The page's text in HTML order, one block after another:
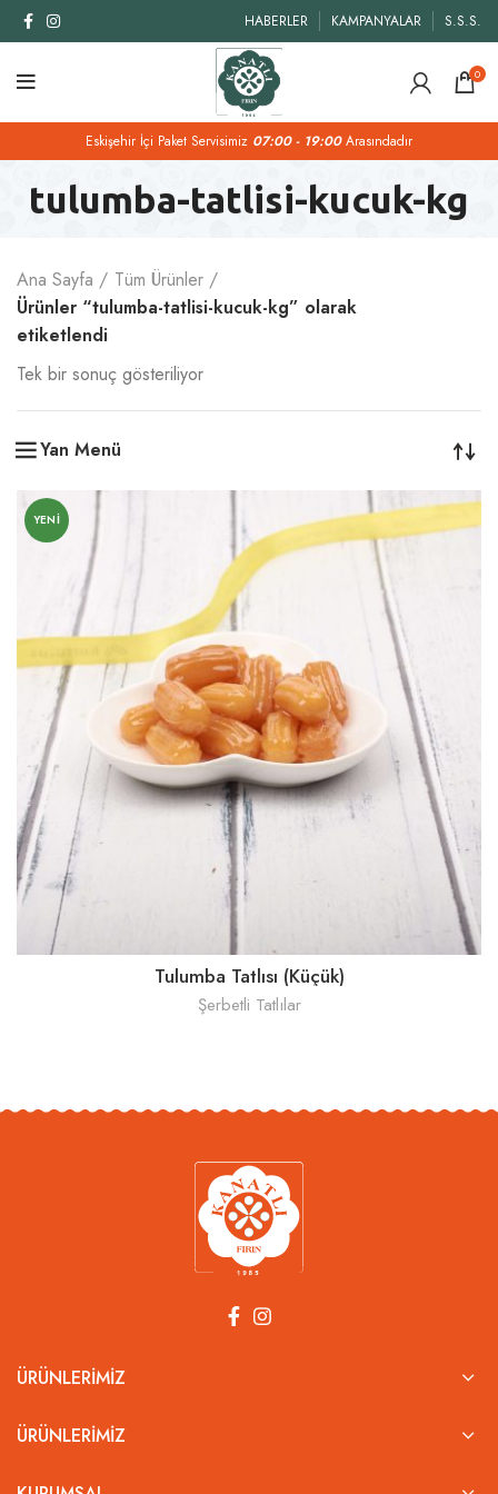
HABERLER KAMPANYALAR S.S.S.
0
Eskişehir İçi Paket Servisimiz 07:00 - 19:00Arasındadır
tulumba-tatlisi-kucuk-kg
Ana Sayfa
Tüm Ürünler
Ürünler “tulumba-tatlisi-kucuk-kg” olarak
etiketlendi
Tek bir sonuç gösteriliyor
Yan Menü
YENI
Tulumba Tatlısı (Küçük)
Şerbetli Tatlılar
ÜRÜNLERIMIZ
ÜRÜNLERIMIZ